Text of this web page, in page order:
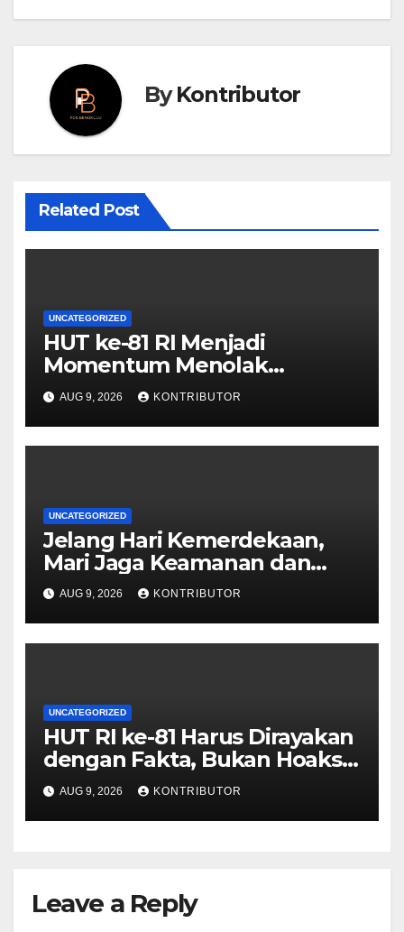
ByKontributor
Related Post
UNCATEGORIZED
HUT ke-81 RI Menjadi
Momentum Menolak
Provokasi dan Memperkuat
Persatuan
AUG 9, 2026 KONTRIBUTOR
UNCATEGORIZED
Jelang Hari Kemerdekaan,
Mari Jaga Keamanan dan
Persatuan
AUG 9, 2026 KONTRIBUTOR
UNCATEGORIZED
HUT RI ke-81 Harus Dirayakan
dengan Fakta, Bukan Hoaks
yang Memecah Belah
AUG 9, 2026 KONTRIBUTOR
Leave a Reply